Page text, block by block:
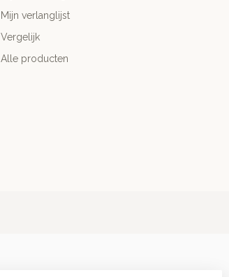
Mijn verlanglijst
Vergelijk
Alle producten